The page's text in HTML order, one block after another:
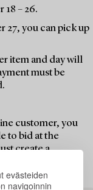
evästeiden
navigoinnin
18 – 26.
27, you can pick up
item and day will
must be
customer, you
to bid at the
create a